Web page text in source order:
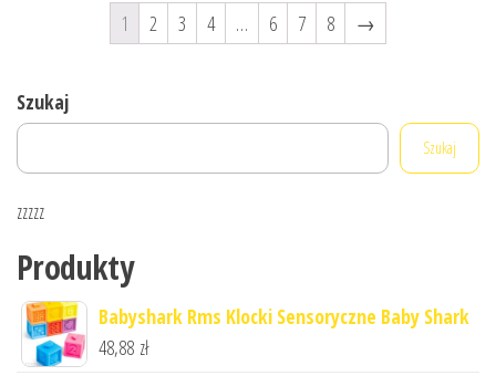
1 2 3 4 … 6 7 8 →
Szukaj
Szukaj
zzzzz
Produkty
Babyshark Rms Klocki Sensoryczne Baby Shark
48,88 zł